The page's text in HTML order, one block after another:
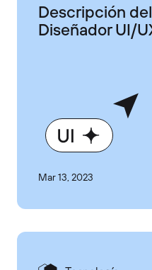
Descripción
Diseñador UI/
Mar 13, 2023